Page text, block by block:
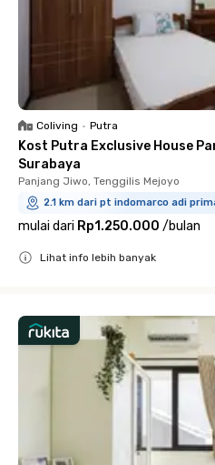
Coliving • Putra
Kost Putra Exclusive House
Surabaya
Panjang Jiwo, Tenggilis Mejoyo
2.1 km dari pt indomarco adi
mulai dari Rp1.250.000 /bulan
Lihat info lebih banyak